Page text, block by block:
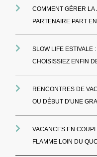
COMMENT GÉRER
PARTENAIRE PART
SLOW LIFE ESTIVALE
CHOISISSIEZ ENFIN
RENCONTRES DE
OU DÉBUT D'UNE
VACANCES EN
FLAMME LOIN DU